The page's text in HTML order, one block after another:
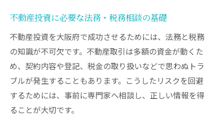
不動産投資に必要な法務・税務相談の基礎
不動産投資を大阪府で成功させるためには、法務と税務
の知識が不可欠です。不動産取引は多額の資金が動くた
め、契約内容や登記、税金の取り扱いなどで思わぬトラ
ブルが発生することもあります。こうしたリスクを回避
するためには、事前に専門家へ相談し、正しい情報を得
ることが大切です。